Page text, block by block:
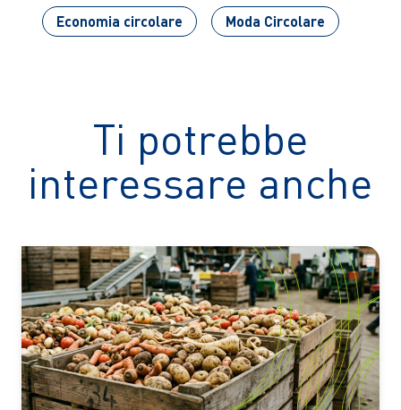
Economia circolare Moda Circolare
Ti potrebbe
interessare anche